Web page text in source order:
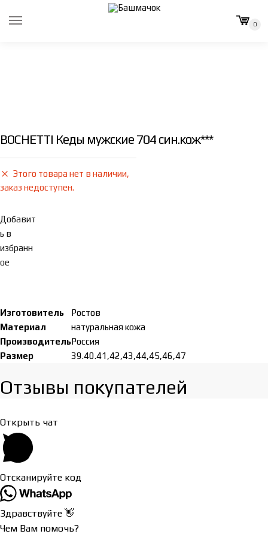
0
BOCHETTI Кеды мужские 704 син.кож***
Этого товара нет в наличии,
заказ недоступен.
Добавит
ь в
избранн
ое
Изготовитель
Ростов
Материал
натуральная кожа
ПроизводительРоссия
Размер
39.40.41,42,43,44,45,46,47
Отзывы покупателей​
Открыть чат
Отсканируйте код
Здравствуйте 👋
Чем Вам помочь?